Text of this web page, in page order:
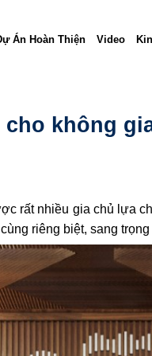
Án Hoàn Thiện Video
không
rất nhiều gia chủ lựa
riêng biệt, sang trọng